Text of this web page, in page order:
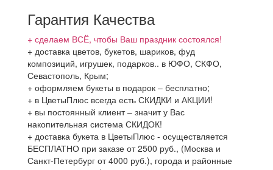
Гарантия Качества
+ сделаем ВСЁ, чтобы Ваш праздник состоялся!
+ доставка цветов, букетов, шариков, фуд
композиций, игрушек, подарков.. в ЮФО, СКФО,
Севастополь, Крым;
+ оформляем букеты в подарок – бесплатно;
+ в ЦветыПлюс всегда есть СКИДКИ и АКЦИИ!
+ вы постоянный клиент – значит у Вас
накопительная система СКИДОК!
+ доставка букета в ЦветыПлюс - осуществляется
БЕСПЛАТНО при заказе от 2500 руб., (Москва и
Санкт-Петербург от 4000 руб.), города и районные